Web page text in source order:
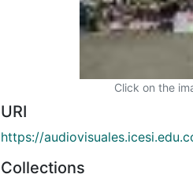
Click on the
URI
https://
Collections